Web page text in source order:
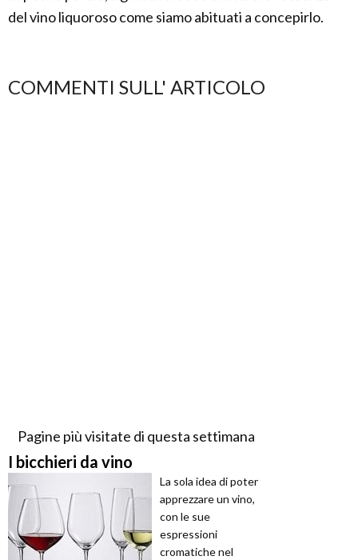
del vino liquoroso come siamo abituati a concepirlo.
COMMENTI SULL' ARTICOLO
Pagine più visitate di questa settimana
I bicchieri da vino
La sola idea di poter
apprezzare un vino,
con le sue
espressioni
cromatiche nel